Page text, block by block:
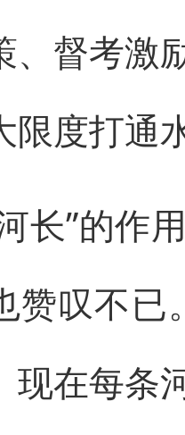
、督考激
限度打通
长”的作
赞叹不已
现在每条